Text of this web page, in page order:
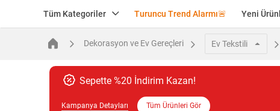
Tüm Kategoriler Turuncu Trend Alarmı🚨 Yeni
Dekorasyon ve Ev Gereçleri Ev Tekstili
Sepette %20 İndirim Kazan!
Kampanya Detayları Tüm Ürünleri Gör